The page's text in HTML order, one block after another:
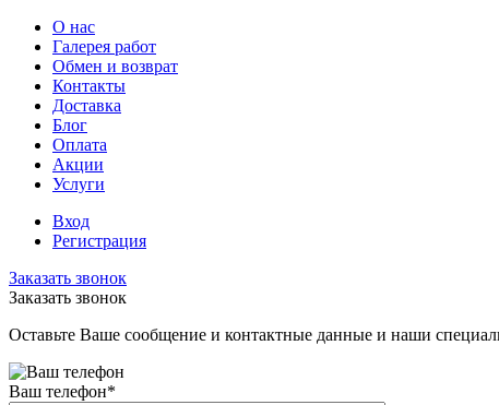
О нас
Галерея работ
Обмен и возврат
Контакты
Доставка
Блог
Оплата
Акции
Услуги
Вход
Регистрация
Заказать звонок
Заказать звонок
Оставьте Ваше сообщение и контактные данные и наши
Ваш телефон*